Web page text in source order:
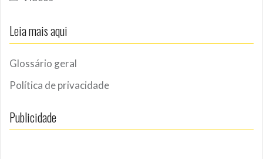
Leia mais aqui
Glossário geral
Política de privacidade
Publicidade